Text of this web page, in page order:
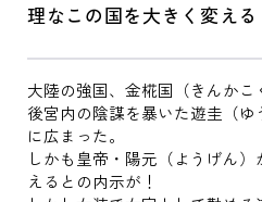
理なこの国を大きく変える
大陸の強国、金椛国（きんかこ
後宮内の陰謀を暴いた遊圭（
に広まった。
しかも皇帝・陽元（ようげん
えるとの内示が！